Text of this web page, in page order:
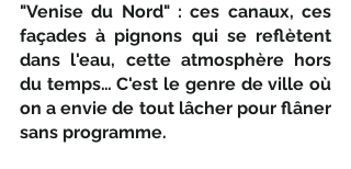
"Venise du Nord" : ces canaux, ces
façades à pignons qui se reflètent
dans l'eau, cette atmosphère hors
du temps… C'est le genre de ville où
on a envie de tout lâcher pour flâner
sans programme.